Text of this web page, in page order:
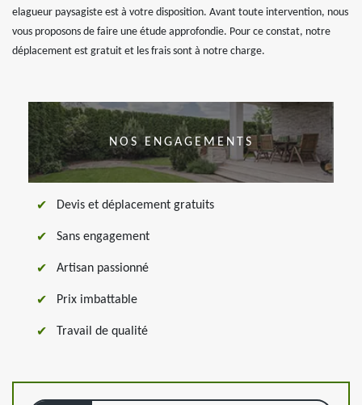
elagueur paysagiste est à votre disposition. Avant toute intervention, nous
vous proposons de faire une étude approfondie. Pour ce constat, notre
déplacement est gratuit et les frais sont à notre charge.
NOS ENGAGEMENTS
Devis et déplacement gratuits
Sans engagement
Artisan passionné
Prix imbattable
Travail de qualité